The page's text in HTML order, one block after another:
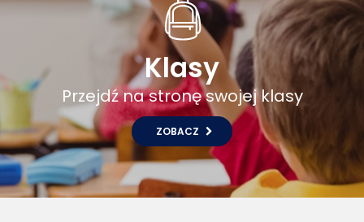
Klasy
Przejdź na stronę swojej klasy
ZOBACZ